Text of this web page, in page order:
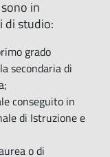
in
di studio:
grado
secondaria di
conseguito in
di Istruzione e
o di